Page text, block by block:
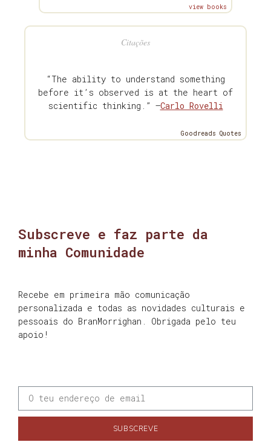
view books
Citações
“The ability to understand something
before it’s observed is at the heart of
scientific thinking.” —Carlo Rovelli
Goodreads Quotes
Subscreve e faz parte da
minha Comunidade
Recebe em primeira mão comunicação
personalizada e todas as novidades culturais e
pessoais do BranMorrighan. Obrigada pelo teu
apoio!
SUBSCREVE